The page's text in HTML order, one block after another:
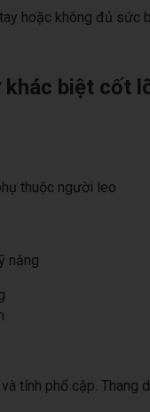
hoặc không đủ sức
khác biệt cốt
thuộc người leo
năng
tính phổ cập. Thang